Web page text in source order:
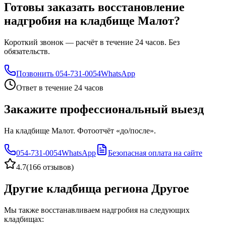
Готовы заказать восстановление
надгробия на кладбище Малот?
Короткий звонок — расчёт в течение 24 часов. Без
обязательств.
Позвонить 054-731-0054WhatsApp
Ответ в течение 24 часов
Закажите профессиональный выезд
На кладбище Малот. Фотоотчёт «до/после».
054-731-0054WhatsApp
Безопасная оплата на сайте
4.7(166 отзывов)
Другие кладбища региона Другое
Мы также восстанавливаем надгробия на следующих
кладбищах: